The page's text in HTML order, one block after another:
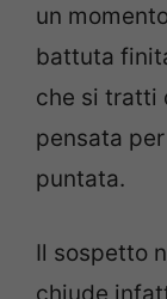
un
battuta
che si tratti
pensata
puntata.
Il sospetto